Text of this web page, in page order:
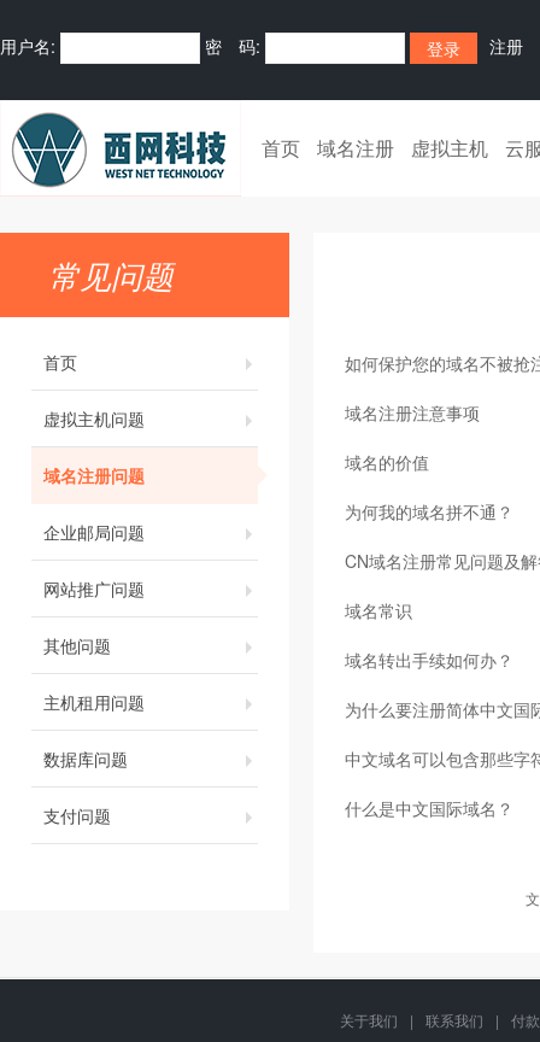
用户名: 密 码: 注册
首页 域名注册 虚拟主机 云
常见问题
首页
虚拟主机问题
域名注册问题
企业邮局问题
网站推广问题
其他问题
主机租用问题
数据库问题
支付问题
如何保护您的域名不被抢
域名注册注意事项
域名的价值
为何我的域名拼不通？
CN域名注册常见问题及
域名常识
域名转出手续如何办？
为什么要注册简体中文国
中文域名可以包含那些字
什么是中文国际域名？
关于我们 | 联系我们 |
付